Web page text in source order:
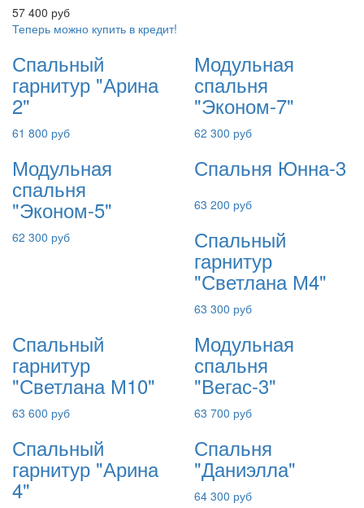
57 400 руб
Теперь можно купить в кредит!
Спальный
гарнитур "Арина
2"
61 800 руб
Модульная
спальня
"Эконом-7"
62 300 руб
Модульная
спальня
"Эконом-5"
62 300 руб
Спальня Юнна-3
63 200 руб
Спальный
гарнитур
"Светлана М4"
63 300 руб
Спальный
гарнитур
"Светлана М10"
63 600 руб
Модульная
спальня
"Вегас-3"
63 700 руб
Спальный
гарнитур "Арина
4"
Спальня
"Даниэлла"
64 300 руб